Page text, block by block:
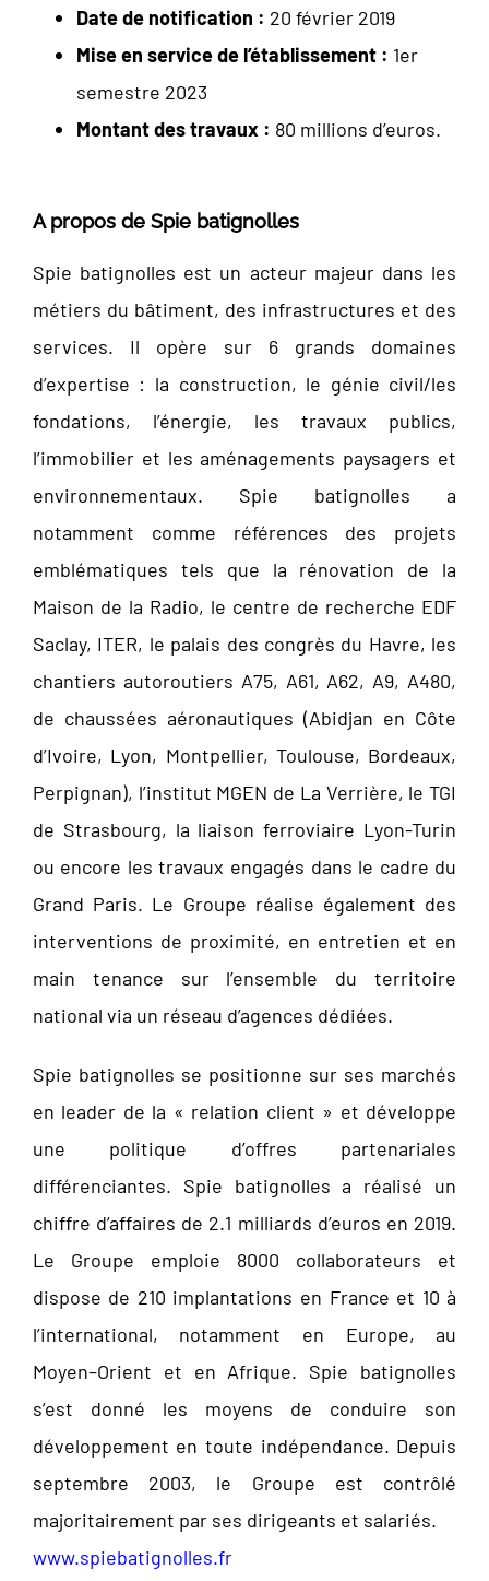
Date de notification : 20 février 2019
Mise en service de l’établissement : 1er
semestre 2023
Montant des travaux : 80 millions d’euros.
A propos de Spie batignolles
Spie batignolles est un acteur majeur dans les
métiers du bâtiment, des infrastructures et des
services. Il opère sur 6 grands domaines
d’expertise : la construction, le génie civil/les
fondations, l’énergie, les travaux publics,
l’immobilier et les aménagements paysagers et
environnementaux. Spie batignolles a
notamment comme références des projets
emblématiques tels que la rénovation de la
Maison de la Radio, le centre de recherche EDF
Saclay, ITER, le palais des congrès du Havre, les
chantiers autoroutiers A75, A61, A62, A9, A480,
de chaussées aéronautiques (Abidjan en Côte
d’Ivoire, Lyon, Montpellier, Toulouse, Bordeaux,
Perpignan), l’institut MGEN de La Verrière, le TGI
de Strasbourg, la liaison ferroviaire Lyon-Turin
ou encore les travaux engagés dans le cadre du
Grand Paris. Le Groupe réalise également des
interventions de proximité, en entretien et en
main tenance sur l’ensemble du territoire
national via un réseau d’agences dédiées.
Spie batignolles se positionne sur ses marchés
en leader de la « relation client » et développe
une politique d’offres partenariales
différenciantes. Spie batignolles a réalisé un
chiffre d’affaires de 2.1 milliards d’euros en 2019.
Le Groupe emploie 8000 collaborateurs et
dispose de 210 implantations en France et 10 à
l’international, notamment en Europe, au
Moyen–Orient et en Afrique. Spie batignolles
s’est donné les moyens de conduire son
développement en toute indépendance. Depuis
septembre 2003, le Groupe est contrôlé
majoritairement par ses dirigeants et salariés.
www.spiebatignolles.fr